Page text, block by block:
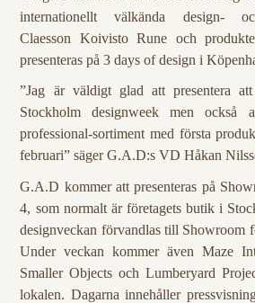
internationellt välkända design-
Claesson Koivisto Rune och
presenteras på 3 days of design i
”Jag är väldigt glad att presentera
Stockholm designweek men också
professional-sortiment med första
februari” säger G.A.D:s VD Håkan
G.A.D kommer att presenteras på
4, som normalt är företagets butik i
designveckan förvandlas till Showroom
Under veckan kommer även Maze
Smaller Objects och Lumberyard
lokalen. Dagarna innehåller